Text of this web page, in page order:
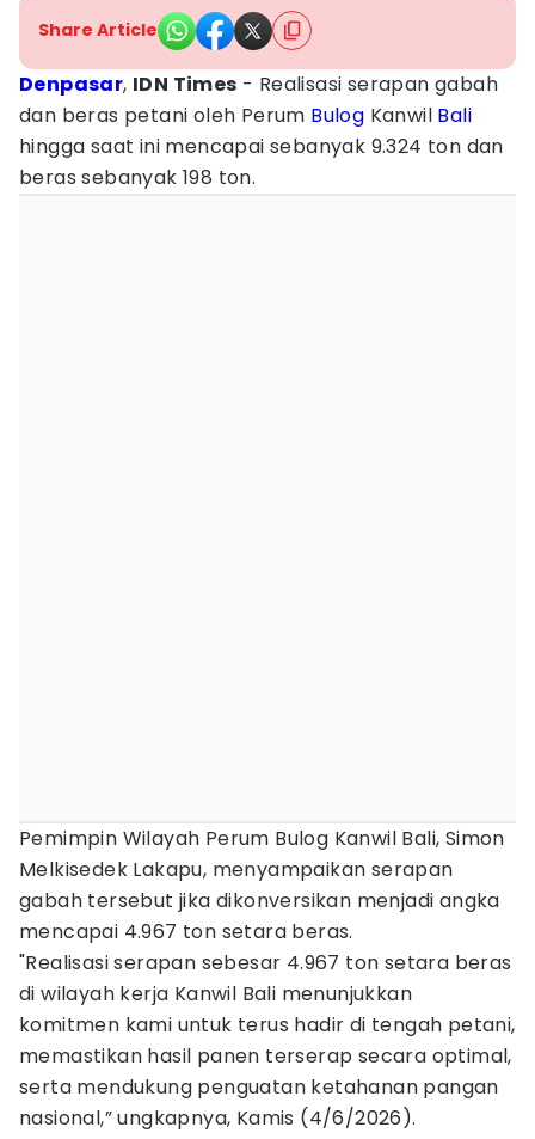
Share Article
Denpasar, IDN Times - Realisasi serapan gabah
dan beras petani oleh Perum Bulog Kanwil Bali
hingga saat ini mencapai sebanyak 9.324 ton dan
beras sebanyak 198 ton.
Pemimpin Wilayah Perum Bulog Kanwil Bali, Simon
Melkisedek Lakapu, menyampaikan serapan
gabah tersebut jika dikonversikan menjadi angka
mencapai 4.967 ton setara beras.
"Realisasi serapan sebesar 4.967 ton setara beras
di wilayah kerja Kanwil Bali menunjukkan
komitmen kami untuk terus hadir di tengah petani,
memastikan hasil panen terserap secara optimal,
serta mendukung penguatan ketahanan pangan
nasional,” ungkapnya, Kamis (4/6/2026).